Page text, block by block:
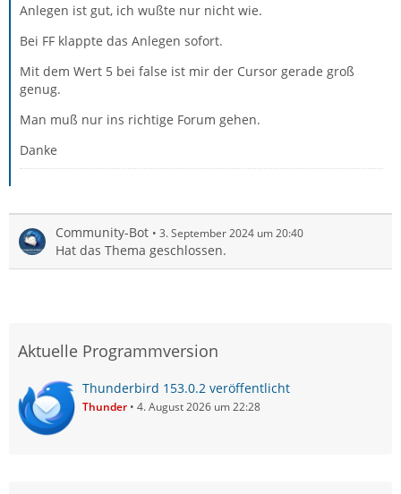
Anlegen ist gut, ich wußte nur nicht wie.
Bei FF klappte das Anlegen sofort.
Mit dem Wert 5 bei false ist mir der Cursor gerade groß
genug.
Man muß nur ins richtige Forum gehen.
Danke
Community-Bot 3. September 2024 um 20:40
Hat das Thema geschlossen.
Aktuelle Programmversion
Thunderbird 153.0.2 veröffentlicht
Thunder 4. August 2026 um 22:28